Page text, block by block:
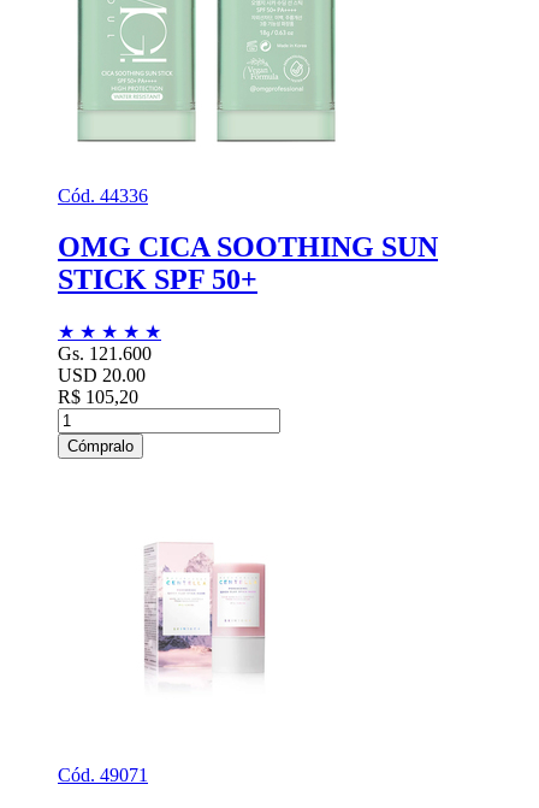
Cód. 44336
OMG CICA SOOTHING SUN
STICK SPF 50+
★ ★ ★ ★ ★
Gs. 121.600
USD 20.00
R$ 105,20
Cómpralo
Cód. 49071